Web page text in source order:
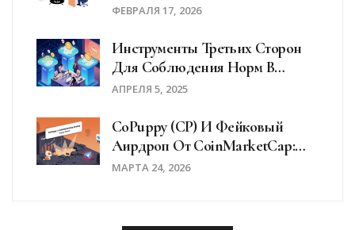
ФЕВРАЛЯ 17, 2026
Инструменты Третьих Сторон
Для Соблюдения Норм В
Криптовалюте: Что Выбрать В
АПРЕЛЯ 5, 2025
CoPuppy (CP) И Фейковый
Аирдроп От CoinMarketCap:
Что На Самом Деле
МАРТА 24, 2026